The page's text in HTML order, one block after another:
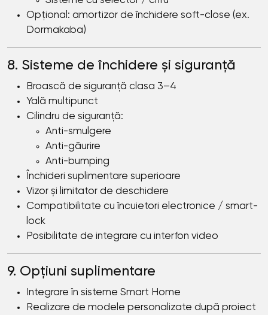
Opțional: amortizor de închidere soft-close (ex.
Dormakaba)
8. Sisteme de închidere și siguranță
Broască de siguranță clasa 3–4
Yală multipunct
Cilindru de siguranță:
Anti-smulgere
Anti-găurire
Anti-bumping
Închideri suplimentare superioare
Vizor și limitator de deschidere
Compatibilitate cu încuietori electronice / smart-
lock
Posibilitate de integrare cu interfon video
9. Opțiuni suplimentare
Integrare în sisteme Smart Home
Realizare de modele personalizate după proiect